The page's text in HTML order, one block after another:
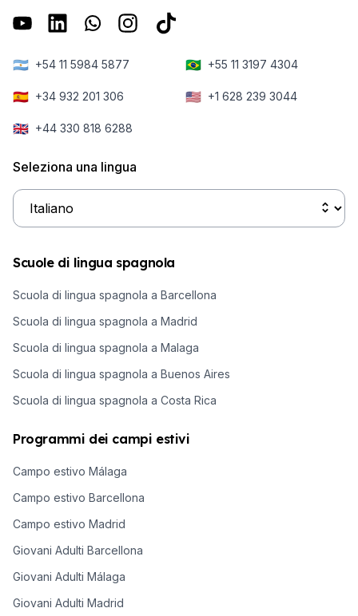
🇦🇷 +54 11 5984 5877 🇧🇷 +55 11 3197 4304
🇪🇸 +34 932 201 306 🇺🇸 +1 628 239 3044
🇬🇧 +44 330 818 6288
Seleziona una lingua
Scuole di lingua spagnola
Scuola di lingua spagnola a Barcellona
Scuola di lingua spagnola a Madrid
Scuola di lingua spagnola a Malaga
Scuola di lingua spagnola a Buenos Aires
Scuola di lingua spagnola a Costa Rica
Programmi dei campi estivi
Campo estivo Málaga
Campo estivo Barcellona
Campo estivo Madrid
Giovani Adulti Barcellona
Giovani Adulti Málaga
Giovani Adulti Madrid